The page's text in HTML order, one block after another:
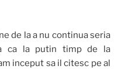
de la a nu continua seria
ca la putin timp de la
inceput sa il citesc pe al